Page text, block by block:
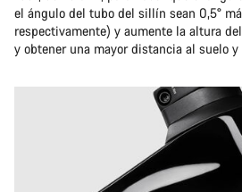
el ángulo del tubo del sillín sean 0,5°
respectivamente) y aumente la altura
y obtener una mayor distancia al suelo